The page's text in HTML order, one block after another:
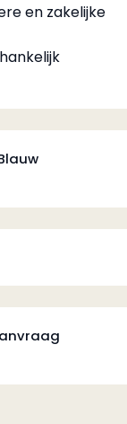
en zakelijke